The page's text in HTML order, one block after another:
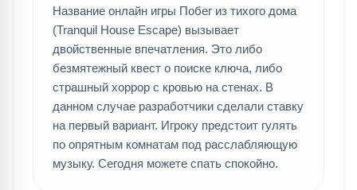
Название онлайн игры Побег из тихого дома
(Tranquil House Escape) вызывает
двойственные впечатления. Это либо
безмятежный квест о поиске ключа, либо
страшный хоррор с кровью на стенах. В
данном случае разработчики сделали ставку
на первый вариант. Игроку предстоит гулять
по опрятным комнатам под расслабляющую
музыку. Сегодня можете спать спокойно.